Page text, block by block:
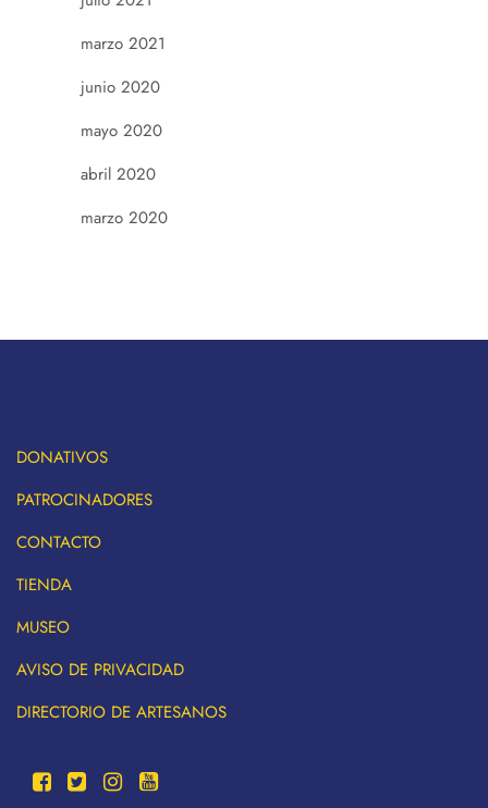
marzo 2021
junio 2020
mayo 2020
abril 2020
marzo 2020
DONATIVOS
PATROCINADORES
CONTACTO
TIENDA
MUSEO
AVISO DE PRIVACIDAD
DIRECTORIO DE ARTESANOS